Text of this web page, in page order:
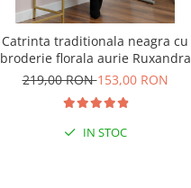
Catrinta traditionala neagra cu
broderie florala aurie Ruxandra
219,00 RON153,00 RON
IN STOC